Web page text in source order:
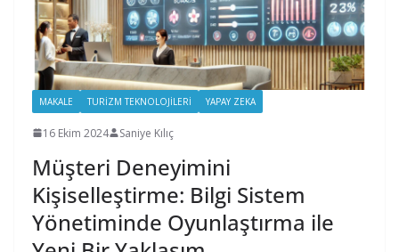
MAKALE TURIZM TEKNOLOJILERI YAPAY ZEKA
16 Ekim 2024 Saniye Kılıç
Müşteri Deneyimini
Kişiselleştirme: Bilgi Sistem
Yönetiminde Oyunlaştırma ile